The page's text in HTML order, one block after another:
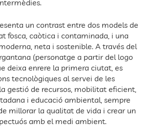
s
l
s
r
e
un contrast entre dos models de
fosca, caòtica i contaminada, i una
neta i sostenible. A través del
(personatge a partir del logo
deixa enrere la primera ciutat, es
tecnològiques al servei de les
gestió de recursos, mobilitat eficient,
i educació ambiental, sempre
millorar la qualitat de vida i crear un
amb el medi ambient.